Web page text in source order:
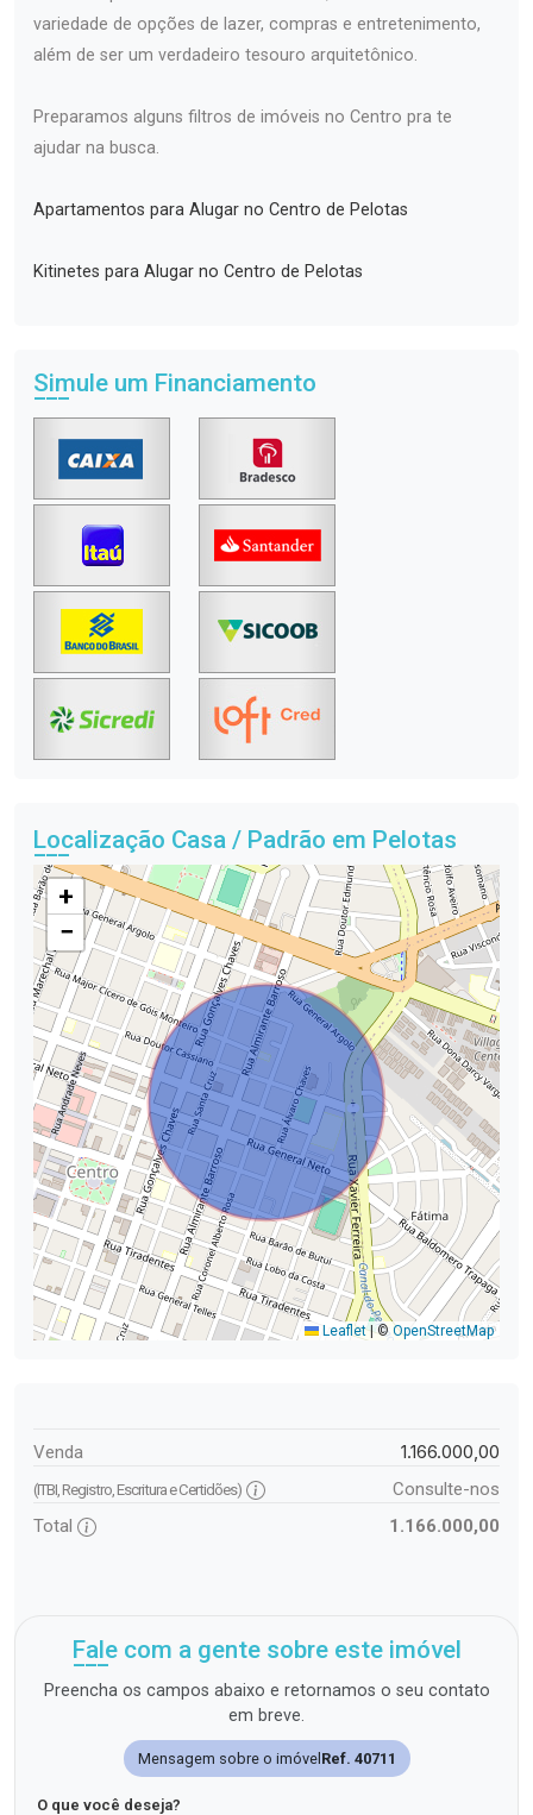
variedade de opções de lazer, compras e entretenimento,
além de ser um verdadeiro tesouro arquitetônico.
Preparamos alguns filtros de imóveis no Centro pra te
ajudar na busca.
Apartamentos para Alugar no Centro de Pelotas
Kitinetes para Alugar no Centro de Pelotas
Simule um Financiamento
Localização Casa / Padrão em Pelotas
+
−
Leaflet |©OpenStreetMap
Venda 1.166.000,00
(ITBI, Registro, Escritura e Certidões)
Consulte-nos
Total
1.166.000,00
Fale com a gente sobre este imóvel
Preencha os campos abaixo e retornamos o seu contato
em breve.
Mensagem sobre o imóvel Ref. 40711
O que você deseja?